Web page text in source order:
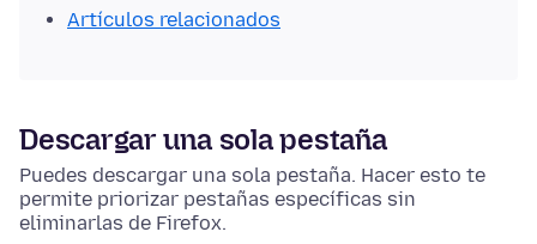
Artículos relacionados
Descargar una sola pestaña
Puedes descargar una sola pestaña. Hacer esto te
permite priorizar pestañas específicas sin
eliminarlas de Firefox.